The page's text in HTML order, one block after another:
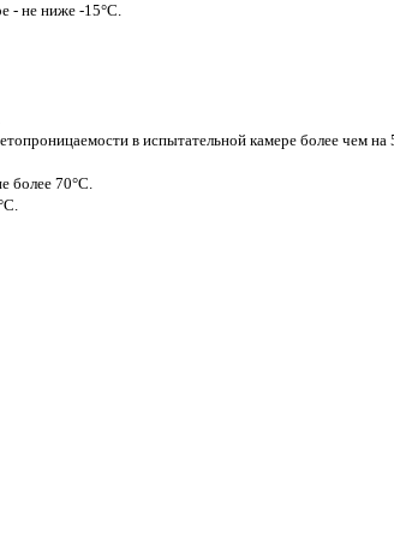
- не ниже -15°С.
в испытательной камере более чем на
более 70°С.